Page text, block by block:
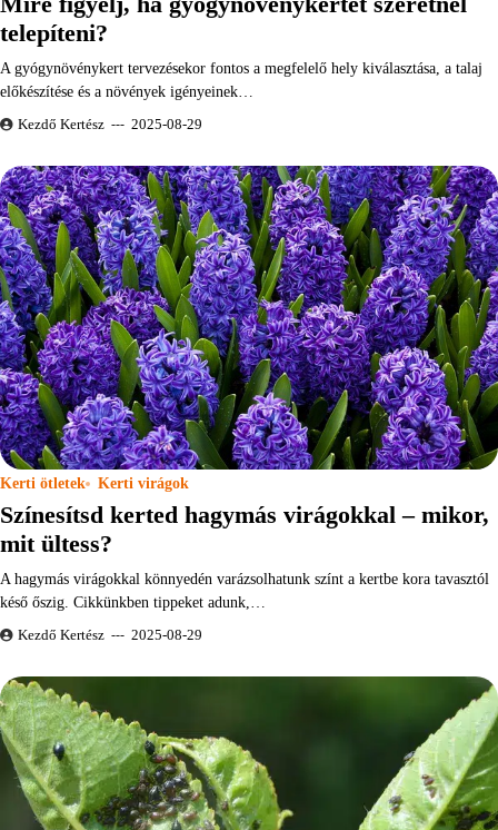
telepíteni?
A gyógynövénykert tervezésekor fontos a megfelelő hely kiválasztása, a talaj
előkészítése és a növények igényeinek…
Kezdő Kertész 2025-08-29
Kerti ötletek Kerti virágok
Színesítsd kerted hagymás virágokkal – mikor,
mit ültess?
A hagymás virágokkal könnyedén varázsolhatunk színt a kertbe kora tavasztól
késő őszig. Cikkünkben tippeket adunk,…
Kezdő Kertész 2025-08-29